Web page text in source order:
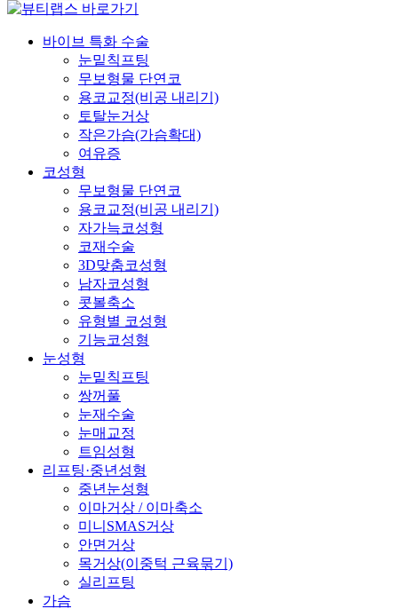
Close
바이브 특화 수술
눈밑칙프팅
무보형물 단연코
용코교정(비공 내리기)
토탈눈거상
작은가슴(가슴확대)
여유증
코성형
무보형물 단연코
용코교정(비공 내리기)
자가늑코성형
코재수술
3D맞춤코성형
남자코성형
콧볼축소
유형별 코성형
기능코성형
눈성형
눈밑칙프팅
쌍꺼풀
눈재수술
눈매교정
트임성형
리프팅·중년성형
중년눈성형
이마거상 / 이마축소
미니SMAS거상
안면거상
목거상(이중턱 근육묶기)
실리프팅
가슴